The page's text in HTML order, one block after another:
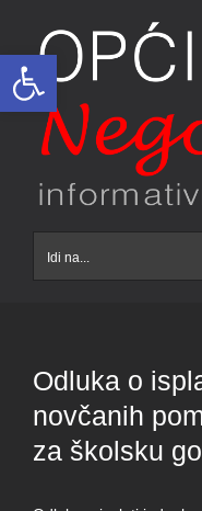
Open toolbar
content
Idi na...
Odluka o
novčanih
za školsku